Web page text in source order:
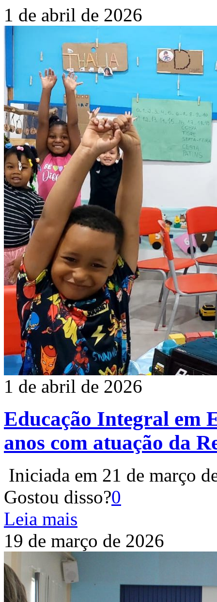
1 de abril de 2026
1 de abril de 2026
Educação Integral em
anos com atuação da
Iniciada em 21 de março
Gostou disso?0
Leia mais
19 de março de 2026